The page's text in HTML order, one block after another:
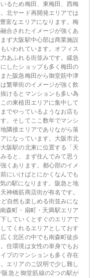
るため梅田、東梅田、西梅
北ヤード再開発エリアでは
富なエリアになります。梅
合されたイメージが強くあ
ず大阪駅中心部は商業施設
いわれています。オフィス
あふれる街並みです。緩急
したショップも多く梅田の
た阪急梅田から御堂筋中津
繁華街のイメージが強く飲
けるとマンションも多い為
の東植田エリアに集中して
でやっているようなお店も
。そしてここ数年でマンシ
隣接エリアでありながら落
になっています。大阪市北
阪駅の北東に位置する「天
ると、まず住んでみて思う
くあります。都心部のイメ
にいけばとにかくなんでも
の駅になります。阪急と地
神橋筋商店街が有名です。
自然も楽しめる街並みにな
森町・扇町・天満駅エリア
していくとすぐのエリアで
てくれるエリアとしておす
く北区の中でも南森町徒歩
住環境は女性の単身でもお
プのマンションも多く存在
エリアのご説明で少し難し
急と御堂筋線の2つの駅が